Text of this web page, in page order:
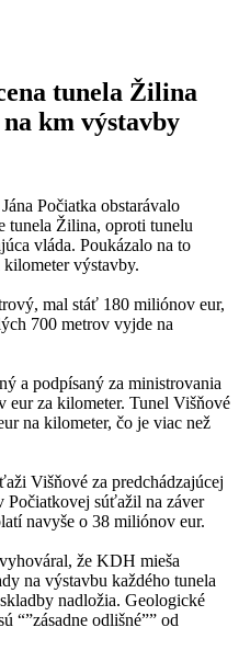
tunela Žilina
km výstavby
Počiatka obstarávalo
tunela Žilina, oproti tunelu
vláda. Poukázalo na to
výstavby.
mal stáť 180 miliónov eur,
700 metrov vyjde na
a podpísaný za ministrovania
eur za kilometer. Tunel Višňové
na kilometer, čo je viac než
Višňové za predchádzajúcej
súťažil na záver
navyše o 38 miliónov eur.
že KDH mieša
na výstavbu každého tunela
nadložia. Geologické
“”zásadne odlišné”” od